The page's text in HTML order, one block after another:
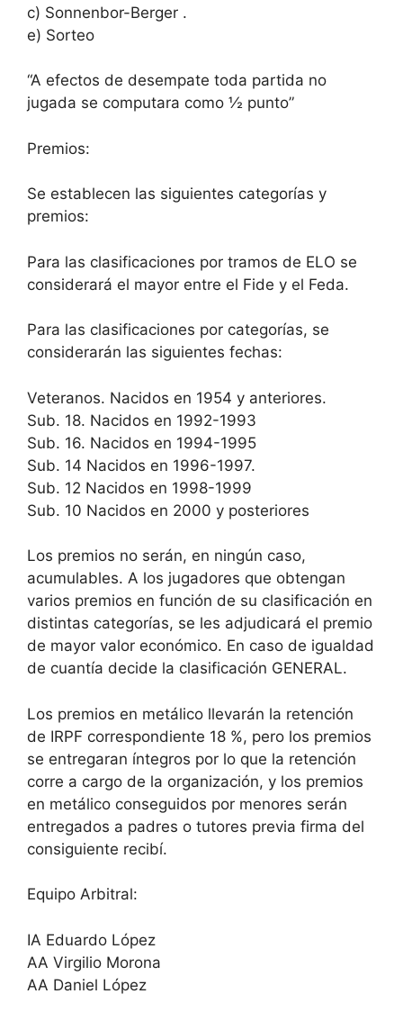
c) Sonnenbor-Berger .
e) Sorteo
“A efectos de desempate toda partida no
jugada se computara como ½ punto”
Premios:
Se establecen las siguientes categorías y
premios:
Para las clasificaciones por tramos de ELO se
considerará el mayor entre el Fide y el Feda.
Para las clasificaciones por categorías, se
considerarán las siguientes fechas:
Veteranos. Nacidos en 1954 y anteriores.
Sub. 18. Nacidos en 1992-1993
Sub. 16. Nacidos en 1994-1995
Sub. 14 Nacidos en 1996-1997.
Sub. 12 Nacidos en 1998-1999
Sub. 10 Nacidos en 2000 y posteriores
Los premios no serán, en ningún caso,
acumulables. A los jugadores que obtengan
varios premios en función de su clasificación en
distintas categorías, se les adjudicará el premio
de mayor valor económico. En caso de igualdad
de cuantía decide la clasificación GENERAL.
Los premios en metálico llevarán la retención
de IRPF correspondiente 18 %, pero los premios
se entregaran íntegros por lo que la retención
corre a cargo de la organización, y los premios
en metálico conseguidos por menores serán
entregados a padres o tutores previa firma del
consiguiente recibí.
Equipo Arbitral:
IA Eduardo López
AA Virgilio Morona
AA Daniel López